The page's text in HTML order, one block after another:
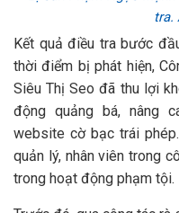
tra.
Kết quả điều tra bước
thời điểm bị phát hiện,
Siêu Thị Seo đã thu lợi
động quảng bá, nâng
website cờ bạc trái
quản lý, nhân viên trong
trong hoạt động phạm tội.